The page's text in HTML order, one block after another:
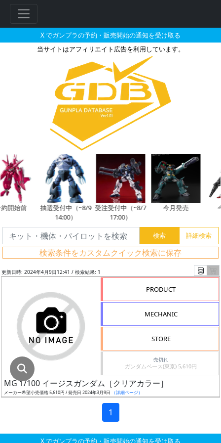
X でガンプラの予約・販売開始の通知を受け取る
当サイトはアフィリエイト広告を利用しています。
MG 1/100 イージスガンダム［
開始前
抽選受付中（~8/9
14:00）
受注受付中（~8/7
17:00）
今月発売
検索条件をカスタムクイック検索に保存
ド
検
索
グ
レ
成
形
更新日時: 2024年4月9日12:41 / 検索結果: 1
PRODUCT
MECHANIC
STORE
売切れ
ガンダムベース(東京) 5,610円
MG 1/100 イージスガンダム［クリアカラー］
メーカー希望小売価格 5,610円 / 発売日 2024年3月9日 （詳細ページ）
1
X でガンプラの予約・販売開始の通知を受け取る